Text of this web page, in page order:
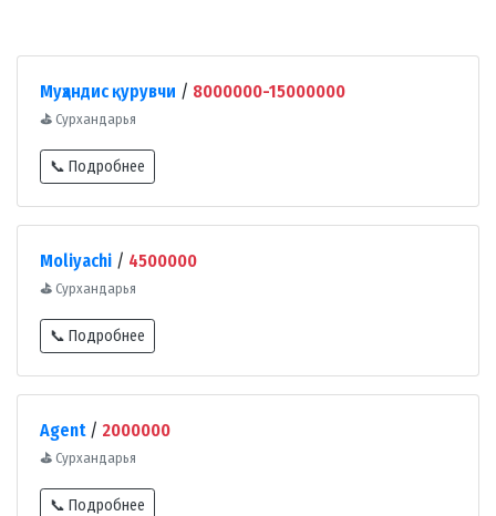
Муҳандис қурувчи / 8000000-15000000
⛳ Сурхандарья
📞 Подробнее
Moliyachi / 4500000
⛳ Сурхандарья
📞 Подробнее
Agent/ 2000000
⛳ Сурхандарья
📞 Подробнее